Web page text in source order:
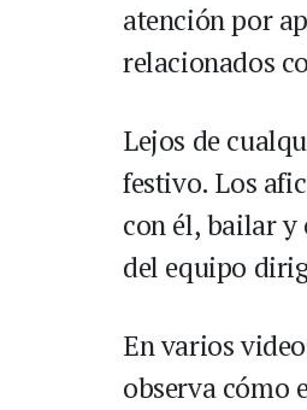
atención por
relacionados
Lejos de
festivo. Los
con él, bailar
del equipo
En varios
observa cómo